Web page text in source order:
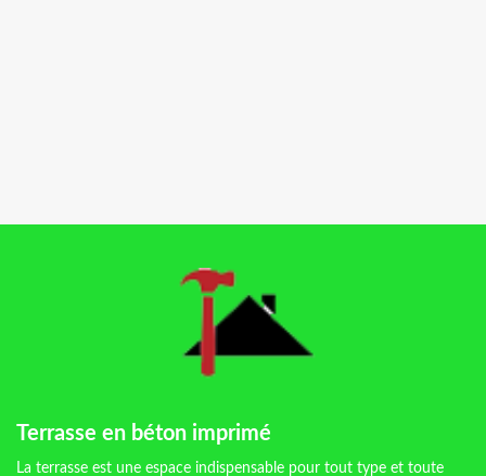
Terrasse en béton imprimé
La terrasse est une espace indispensable pour tout type et toute